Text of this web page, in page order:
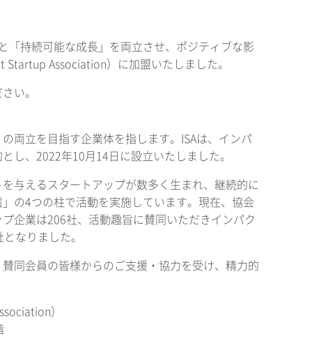
「持続可能な成長」を両立させ、ポジティブな影
Association）に加盟いたしました。
い。
両立を目指す企業体を指します。ISAは、インパ
し、2022年10月14日に設立いたしました。
与えるスタートアップが数多く生まれ、継続的に
の4つの柱で活動を実施しています。現在、協会
企業は206社、活動趣旨に賛同いただきインパク
なりました。
同会員の皆様からのご支援・協力を受け、精力的
）